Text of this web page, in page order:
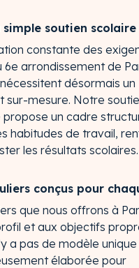
simple soutien scolaire
constante des
6e arrondissement de
désormais un
sur-mesure. Notre
propose un cadre
habitudes de travail,
les résultats scolaires.
conçus pour
que nous offrons à
et aux objectifs
a pas de modèle
élaborée pour